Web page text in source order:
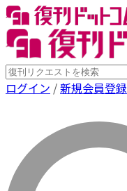
ログイン /新規会員登録